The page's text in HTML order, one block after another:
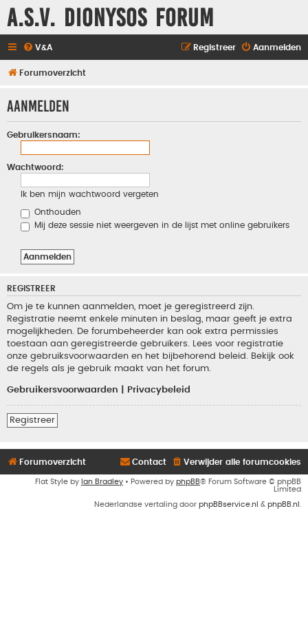
A.S.V. Dionysos Forum
V&A Aanmelden
Registreer
Forumoverzicht
Aanmelden
Gebruikersnaam:
Wachtwoord:
Ik ben mijn wachtwoord vergeten
Onthouden
Mij deze sessie niet weergeven in de lijst met online gebruikers
REGISTREER
Om je te kunnen aanmelden, moet je geregistreerd zijn.
Registratie neemt enkele minuten in beslag, maar geeft je extra
mogelijkheden. De forumbeheerder kan ook extra permissies
toestaan aan geregistreerde gebruikers. Lees voor registratie
onze gebruiksvoorwaarden en het bijbehorend beleid. Bekijk ook
de regels als je gebruik maakt van het forum.
Gebruikersvoorwaarden Privacybeleid
Registreer
Forumoverzicht Verwijder alle forumcookies
Contact
Flat Style by Ian Bradley • Powered by phpBB® Forum Software © phpBB
Limited
Nederlandse vertaling door phpBBservice.nl & phpBB.nl .